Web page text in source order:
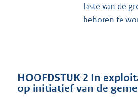
laste van de
behoren te
HOOFDSTUK 2 In
op initiatief van de